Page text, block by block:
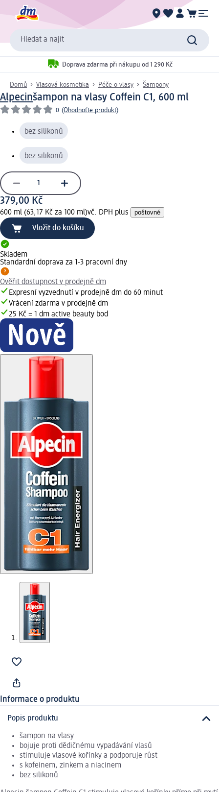
Hledat a najít
Doprava zdarma při nákupu od 1 290 Kč
Domů Vlasová kosmetika Péče o vlasy Šampony
Alpecinšampon na vlasy Coffein C1, 600 ml
0 (Ohodnoťte produkt)
bez silikonů
bez silikonů
379,00 Kč
600 ml (63,17 Kč za 100 ml)vč. DPH plus poštovné
Vložit do košíku
Skladem
Standardní doprava za 1-3 pracovní dny
Ověřit dostupnost v prodejně dm
Expresní vyzvednutí v prodejně dm do 60 minut
Vrácení zdarma v prodejně dm
25 Kč = 1 dm active beauty bod
Informace o produktu
Popis produktu
šampon na vlasy
bojuje proti dědičnému vypadávání vlasů
stimuluje vlasové kořínky a podporuje růst
s kofeinem, zinkem a niacinem
bez silikonů